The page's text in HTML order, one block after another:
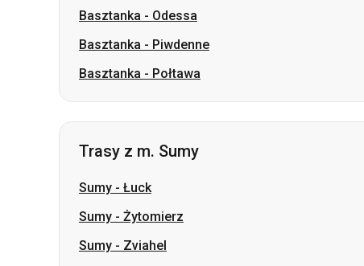
Basztanka - Odessa
Basztanka - Piwdenne
Basztanka - Połtawa
Trasy z m. Sumy
Sumy - Łuck
Sumy - Żytomierz
Sumy - Zviahel